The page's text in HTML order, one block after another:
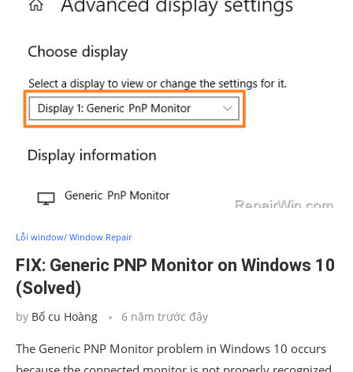
Lỗi window/ Window Repair
FIX: Generic PNP Monitor on Windows 10
(Solved)
by Bố cu Hoàng 6 năm trước đây
The Generic PNP Monitor problem in Windows 10 occurs